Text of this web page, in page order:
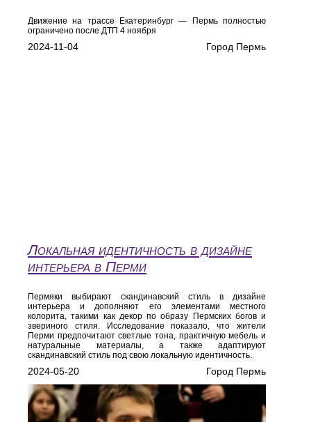
Движение на трассе Екатеринбург — Пермь полностью
ограничено после ДТП 4 ноября
2024-11-04 Город Пермь
Локальная идентичность в дизайне
интерьера в Перми
Пермяки выбирают скандинавский стиль в дизайне
интерьера и дополняют его элементами местного
колорита, такими как декор по образу Пермских богов и
звериного стиля. Исследование показало, что жители
Перми предпочитают светлые тона, практичную мебель и
натуральные материалы, а также адаптируют
скандинавский стиль под свою локальную идентичность.
2024-05-20 Город Пермь